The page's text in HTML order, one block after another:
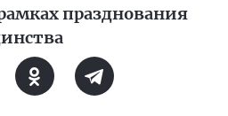
празднования